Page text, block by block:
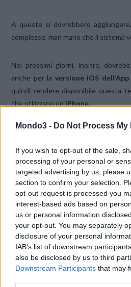
Mondo3 - Do Not Process
If you wish to opt-out of the sale,
processing of your personal or
targeted advertising by us, please
section to confirm your selection.
opt-out request is processed you
interest-based ads based on
us or personal information
your opt-out. You may separately
disclosure of your personal
IAB’s list of downstream
also be disclosed by us to third
Downstream Participants that may
A queste si dovrebbero
complesse, man mano che il sistema
Nei prossimi giorni, inoltre,
anche per la versione iOS
quindi rendere disponibile questa
che utilizzano un iPhone.
Che ne pensate di questa
l’aggiornamento e avete provato
vostra nel Forum di Mondo3
Ricordiamo, come sempre, che
WindTre SpA, quelle riportate
senza alcun valore informativo e
CONDIVIDI QUESTO ARTICOLO:
E-mail LinkedIn